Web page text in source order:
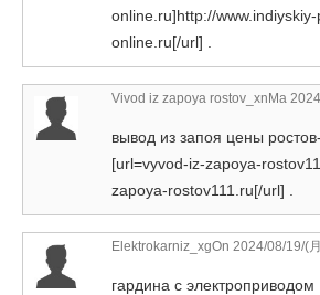
online.ru]http://
online.ru[/url] .
Vivod iz zapoya rostov_xnMa
вывод из запоя цены
[url=vyvod-iz-zapoya-
zapoya-rostov111.ru[/url] .
Elektrokarniz_xgOn 2024/08/19/(
гардина с электроприводом